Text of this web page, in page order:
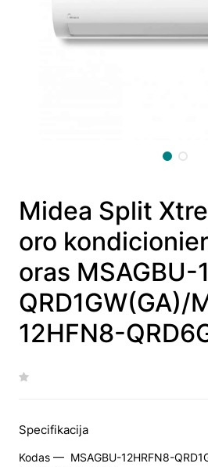
Midea Split
oro
oras MSAGBU-
QRD1GW(GA)/
12HFN8-
Specifikacija
Kodas — MSAGBU-12HRFN8-